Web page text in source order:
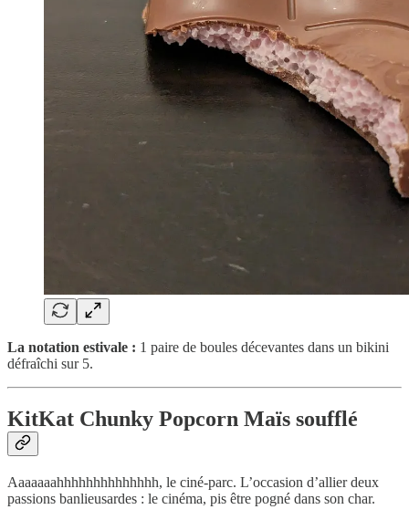
La notation estivale : 1 paire de boules décevantes dans un bikini
défraîchi sur 5.
KitKat Chunky Popcorn Maïs soufflé
Aaaaaaahhhhhhhhhhhhhh, le ciné-parc. L’occasion d’allier deux
passions banlieusardes : le cinéma, pis être pogné dans son char.